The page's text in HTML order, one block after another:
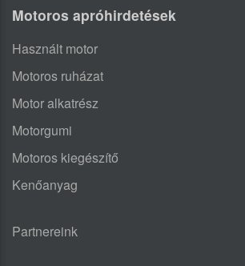
Motoros apróhirdetések
Használt motor
Motoros ruházat
Motor alkatrész
Motorgumi
Motoros kiegészítő
Kenőanyag
Partnereink